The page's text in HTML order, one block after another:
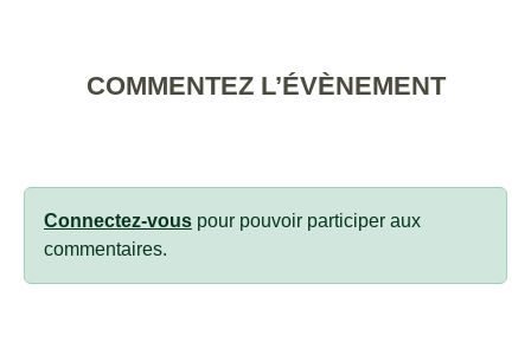
COMMENTEZ L’ÉVÈNEMENT
Connectez-vous pour pouvoir participer aux
commentaires.